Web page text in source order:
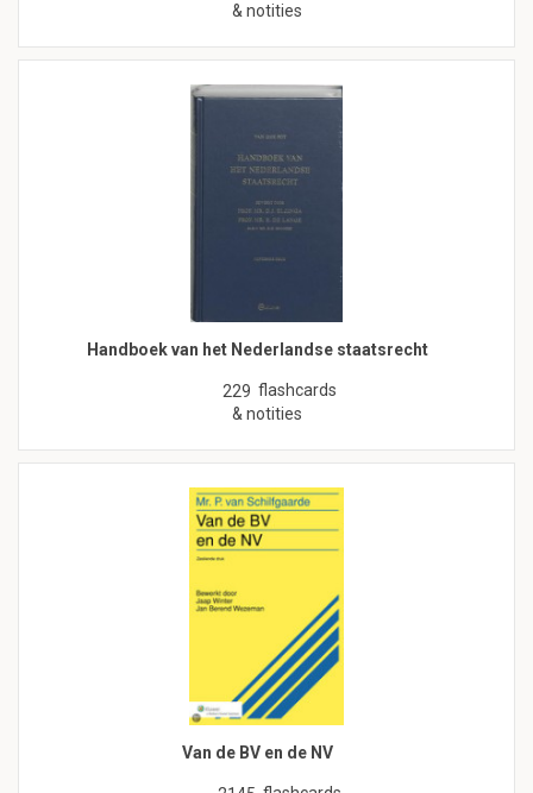
& notities
Handboek van het Nederlandse staatsrecht
229 flashcards
& notities
Van de BV en de NV